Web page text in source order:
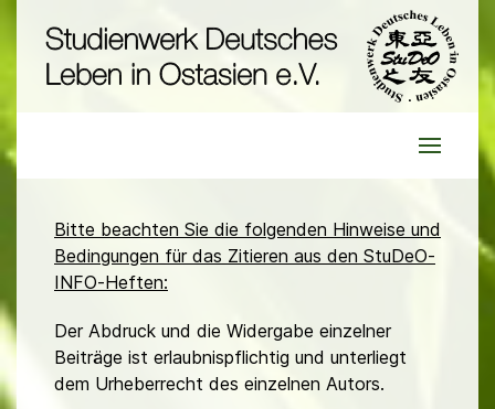
Bitte beachten Sie die folgenden Hinweise und
Bedingungen für das Zitieren aus den StuDeO-
INFO-Heften:
Der Abdruck und die Widergabe einzelner
Beiträge ist erlaubnispflichtig und unterliegt
dem Urheberrecht des einzelnen Autors.